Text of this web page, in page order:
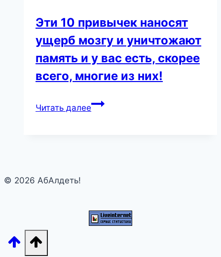
Эти 10 привычек наносят
ущерб мозгу и уничтожают
память и у вас есть, скорее
всего, многие из них!
Читать далееЭти
память
и
© 2026 АбАлдеть!